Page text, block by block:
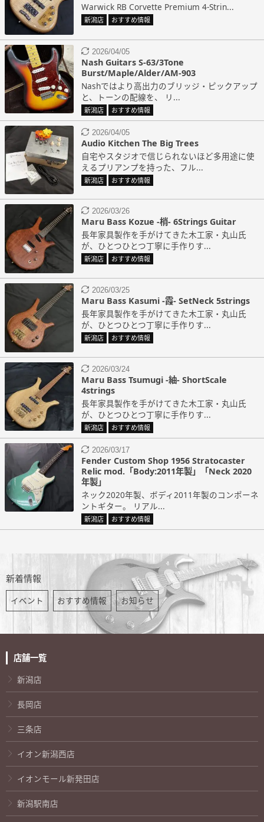
Warwick RB Corvette Premium 4-Strin...
新潟店 おすすめ情報
2026/04/05
Nash Guitars S-63/3Tone
Burst/Maple/Alder/AM-903
Nashではより高出力のブリッジ・ピックアップ
と、トーンの配線を、 リ...
新潟店 おすすめ情報
2026/04/05
Audio Kitchen The Big Trees
自宅やスタジオで信じられないほど多用途に使
えるプリアンプを持った、フル...
新潟店 おすすめ情報
2026/03/26
Maru Bass Kozue -梢- 6Strings Guitar
長年家具製作を手がけてきた木工家・丸山氏
が、ひとつひとつ丁寧に手作りす...
新潟店 おすすめ情報
2026/03/25
Maru Bass Kasumi -霞- SetNeck 5strings
長年家具製作を手がけてきた木工家・丸山氏
が、ひとつひとつ丁寧に手作りす...
新潟店 おすすめ情報
2026/03/24
Maru Bass Tsumugi -紬- ShortScale
4strings
長年家具製作を手がけてきた木工家・丸山氏
が、ひとつひとつ丁寧に手作りす...
新潟店 おすすめ情報
2026/03/17
Fender Custom Shop 1956 Stratocaster
Relic mod.「Body:2011年製」「Neck 2020
年製」
ネック2020年製、ボディ2011年製のコンポーネ
ントギター。 リアル...
新潟店 おすすめ情報
新着情報
イベント おすすめ情報 お知らせ
店舗一覧
新潟店
長岡店
三条店
イオン新潟西店
イオンモール新発田店
新潟駅南店